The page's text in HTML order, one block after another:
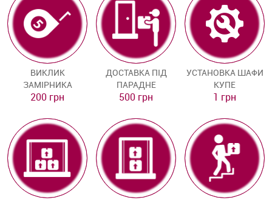
ВИКЛИК
ЗАМІРНИКА
200 грн
ДОСТАВКА ПІД
ПАРАДНЕ
500 грн
УСТАНОВКА ШАФИ
КУПЕ
1 грн